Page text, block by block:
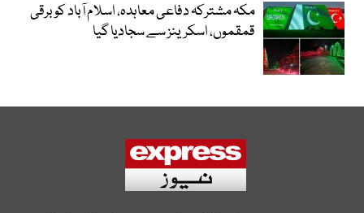
مکہ مشترکہ دفاعی معاہدہ، اسلام آباد کو برقی
قمقموں، اسکرینز سے سجادیا گیا